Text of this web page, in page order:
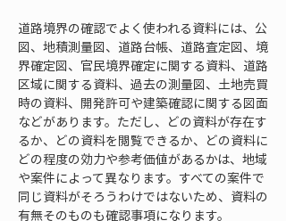
道路境界の確認でよく使われる資料には、公
図、地積測量図、道路台帳、道路査定図、境
界確定図、官民境界確定に関する資料、道路
区域に関する資料、過去の測量図、土地売買
時の資料、開発許可や建築確認に関する図面
などがあります。ただし、どの資料が存在す
るか、どの資料を閲覧できるか、どの資料に
どの程度の効力や参考価値があるかは、地域
や案件によって異なります。すべての案件で
同じ資料がそろうわけではないため、資料の
有無そのものも確認事項になります。